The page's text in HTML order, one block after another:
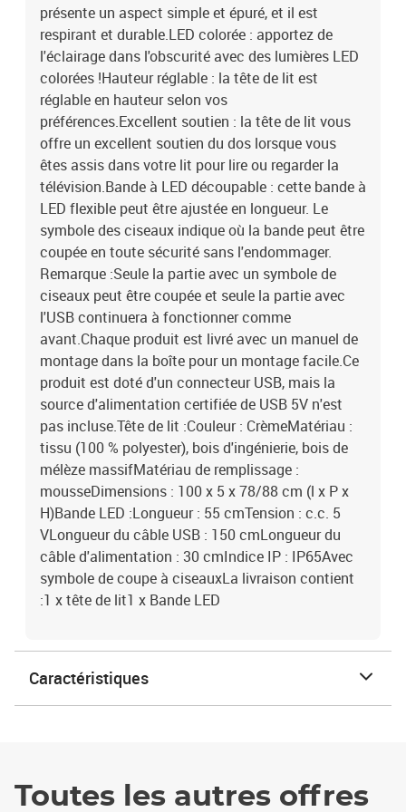
présente un aspect simple et épuré, et il est
respirant et durable.LED colorée : apportez de
l'éclairage dans l'obscurité avec des lumières LED
colorées !Hauteur réglable : la tête de lit est
réglable en hauteur selon vos
préférences.Excellent soutien : la tête de lit vous
offre un excellent soutien du dos lorsque vous
êtes assis dans votre lit pour lire ou regarder la
télévision.Bande à LED découpable : cette bande à
LED flexible peut être ajustée en longueur. Le
symbole des ciseaux indique où la bande peut être
coupée en toute sécurité sans l'endommager.
Remarque :Seule la partie avec un symbole de
ciseaux peut être coupée et seule la partie avec
l'USB continuera à fonctionner comme
avant.Chaque produit est livré avec un manuel de
montage dans la boîte pour un montage facile.Ce
produit est doté d'un connecteur USB, mais la
source d'alimentation certifiée de USB 5V n'est
pas incluse.Tête de lit :Couleur : CrèmeMatériau :
tissu (100 % polyester), bois d'ingénierie, bois de
mélèze massifMatériau de remplissage :
mousseDimensions : 100 x 5 x 78/88 cm (l x P x
H)Bande LED :Longueur : 55 cmTension : c.c. 5
VLongueur du câble USB : 150 cmLongueur du
câble d'alimentation : 30 cmIndice IP : IP65Avec
symbole de coupe à ciseauxLa livraison contient
:1 x tête de lit1 x Bande LED
Caractéristiques
Toutes les autres offres